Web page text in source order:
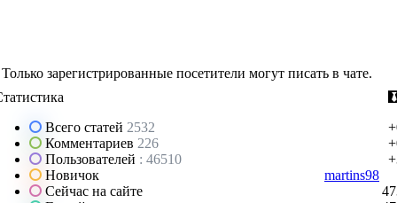
Только зарегистрированные посетители могут писать в чате.
Всего статей 2532
Комментариев 226
Пользователей : 46510
Новичок
martins98
Сейчас на сайте